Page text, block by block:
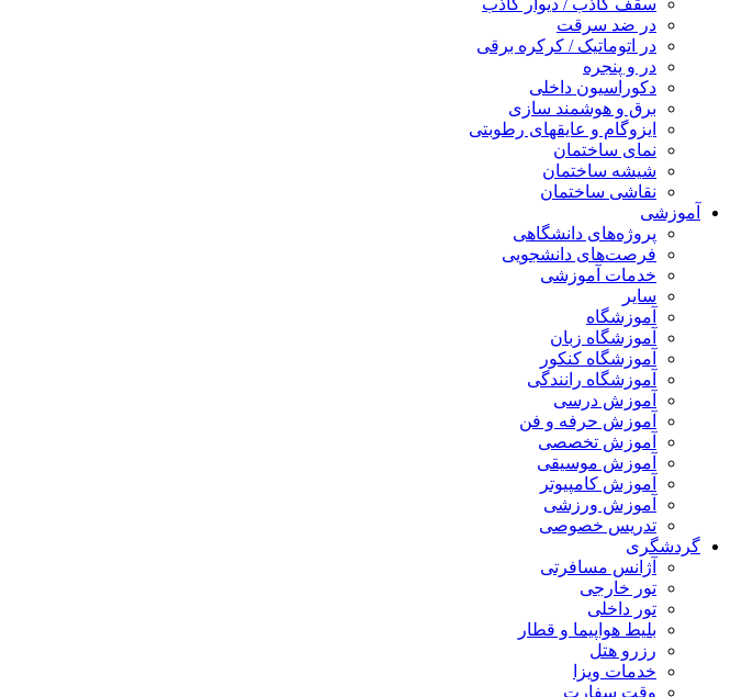
سقف کاذب / دیوار کاذب
در ضد سرقت
در اتوماتیک / کرکره برقی
در و پنجره
دکوراسیون داخلی
برق و هوشمند سازی
ایزوگام و عایقهای رطوبتی
نمای ساختمان
شیشه ساختمان
نقاشی ساختمان
آموزشی
پروژه‌های دانشگاهی
فرصت‌های دانشجویی
خدمات آموزشی
سایر
آموزشگاه
آموزشگاه زبان
آموزشگاه کنکور
آموزشگاه رانندگی
آموزش درسی
آموزش حرفه و فن
آموزش تخصصی
آموزش موسیقی
آموزش کامپیوتر
آموزش ورزشی
تدریس خصوصی
گردشگری
آژانس مسافرتی
تور خارجی
تور داخلی
بلیط هواپیما و قطار
رزرو هتل
خدمات ویزا
وقت سفارت